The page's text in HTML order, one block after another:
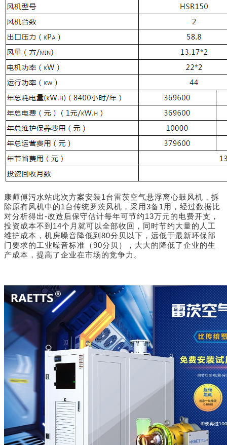
康师傅污水站此次方案安装1台雷茨空气悬浮离心鼓风机 ，拆
除原有风机中的1台传统罗茨风机， 采用3备1用，经过数据比
对分析得出-改造后保守估计每年可节约13万元的电费开支，
投资成本不到14个月就可以全部收回，同时节约大量的人工
维护成本， 机房噪音降低到80分贝以下，远低于最新环保部
门要求的工业噪音标准（90分贝）， 大大的降低了企业的生
产成本，提高了企业在市场的竞争力。